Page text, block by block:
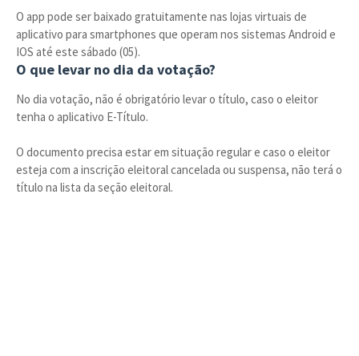
O app pode ser baixado gratuitamente nas lojas virtuais de
aplicativo para smartphones que operam nos sistemas Android e
IOS até este sábado (05).
O que levar no dia da votação?
No dia votação, não é obrigatório levar o título, caso o eleitor
tenha o aplicativo E-Título.
O documento precisa estar em situação regular e caso o eleitor
esteja com a inscrição eleitoral cancelada ou suspensa, não terá o
título na lista da seção eleitoral.